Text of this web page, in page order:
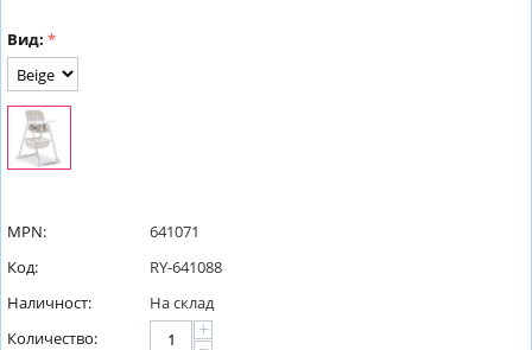
Вид:
MPN:
641071
Код:
RY-641088
Наличност:
На склад
Количество:
+